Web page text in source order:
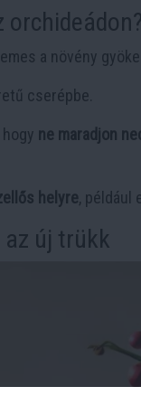
a növény
cserépbe.
ne maradjon
helyre, például
új trükk